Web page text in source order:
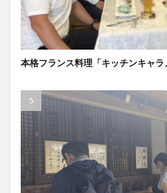
本格フランス料理「キッチンキャラ